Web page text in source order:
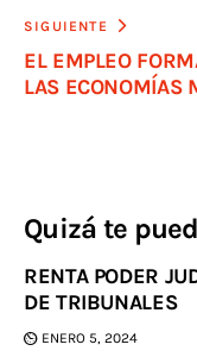
SIGUIENTE
EL EMPLEO
LAS ECONOMÍAS
Quizá te
RENTA PODER
DE TRIBUNALES
ENERO 5, 2024